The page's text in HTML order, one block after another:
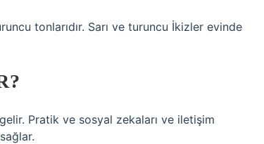
tonlarıdır. Sarı ve turuncu İkizler evinde
Pratik ve sosyal zekaları ve iletişim